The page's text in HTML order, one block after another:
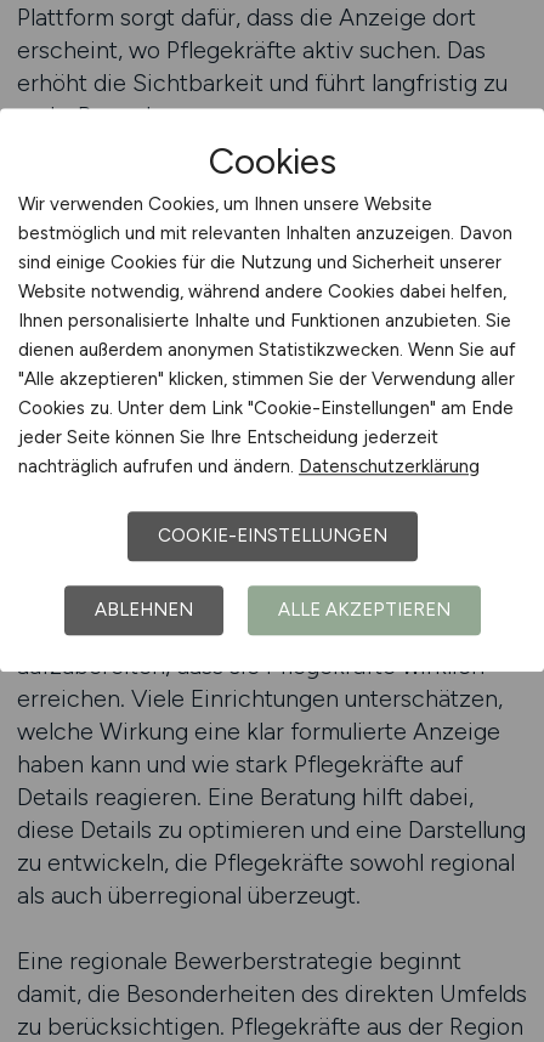
Plattform sorgt dafür, dass die Anzeige dort
erscheint, wo Pflegekräfte aktiv suchen. Das
erhöht die Sichtbarkeit und führt langfristig zu
mehr Bewerbungen.
Stellenanzeigen auf PFLEGEDIENST.JOBS
schalten
Beratung zur regionalen
Bewerberstrategie
Eine durchdachte Strategie zur Ansprache
regionaler und überregionaler Pflegebewerber
ist ein entscheidender Bestandteil erfolgreicher
Personalgewinnung. Arbeitgeber, die verstehen,
Erwartungen sie haben, können ihre
Stellenangebote gezielt darauf ausrichten. Eine
professionelle Beratung unterstützt dabei,
typische Fehler zu vermeiden und Inhalte so
aufzubereiten, dass sie Pflegekräfte wirklich
erreichen. Viele Einrichtungen unterschätzen,
welche Wirkung eine klar formulierte Anzeige
haben kann und wie stark Pflegekräfte auf
Details reagieren. Eine Beratung hilft dabei,
diese Details zu optimieren und eine Darstellung
zu entwickeln, die Pflegekräfte sowohl regional
als auch überregional überzeugt.
Eine regionale Bewerberstrategie beginnt
damit, die Besonderheiten des direkten Umfelds
zu berücksichtigen. Pflegekräfte aus der Region
Cookies
Wir verwenden Cookies, um Ihnen unsere Website
bestmöglich und mit relevanten Inhalten anzuzeigen. Davon
sind einige Cookies für die Nutzung und Sicherheit unserer
Website notwendig, während andere Cookies dabei helfen,
Ihnen personalisierte Inhalte und Funktionen anzubieten. Sie
dienen außerdem anonymen Statistikzwecken. Wenn Sie auf
"Alle akzeptieren" klicken, stimmen Sie der Verwendung aller
Cookies zu. Unter dem Link "Cookie-Einstellungen" am Ende
jeder Seite können Sie Ihre Entscheidung jederzeit
nachträglich aufrufen und ändern. Datenschutzerklärung
COOKIE-EINSTELLUNGEN
ABLEHNEN ALLE AKZEPTIEREN